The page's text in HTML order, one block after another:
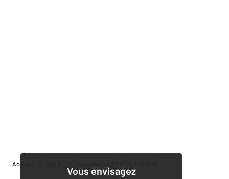
Accueil
Vous envisagez